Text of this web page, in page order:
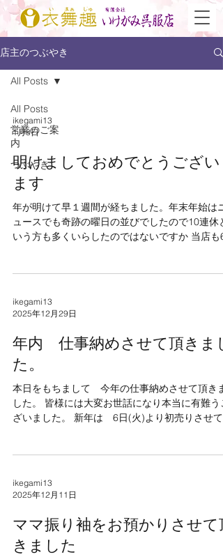
店主のつぶやき
All Posts
営業のご案
内
つぶやき
All Posts
ikegami13
1月8日
明けましておめでとうござい
ます
年が明けて早１週間が経ちました。年末年始はニ
ュースでも奇跡の曜日の並びでしたので10連休と
いう方も多くいらしたのではないですか 当店も6
てご無理を言って いついつまでに お願いをして
も ご安心して 承りさせて頂きました。 今年も
様のお着物でのお困り事があれば何なりご相談下
さいませ 午年が皆様にとって良い年であります
様、、、
ikegami13
2025年12月29日
年内 仕事納めさせて頂きまし
た。
本日をもちまして 今年の仕事納めさせて頂きま
した。 皆様には大変お世話になり本当に有難うご
ざいました。 新年は 6日(火)より初売りさせて
ikegami13
2025年12月11日
ママ振り袖をお預かりさせて
きました